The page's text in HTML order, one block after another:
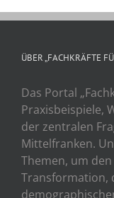
ÜBER „FACHKRÄFTE
Das Portal
Praxisbeispiele,
der zentralen
Mittelfranken.
Themen, um
Transformation,